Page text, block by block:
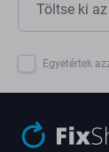
Egyetértek